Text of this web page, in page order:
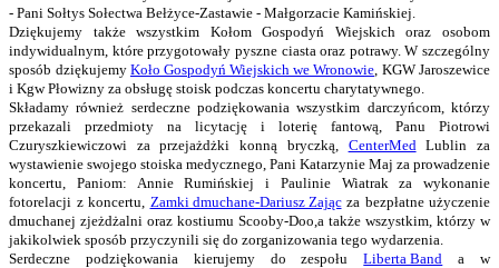
- Pani Sołtys Sołectwa Bełżyce-Zastawie - Małgorzacie Kamińskiej.
Dziękujemy także wszystkim Kołom Gospodyń Wiejskich oraz osobom
indywidualnym, które przygotowały pyszne ciasta oraz potrawy. W szczególny
sposób dziękujemy Koło Gospodyń Wiejskich we Wronowie , KGW Jaroszewice
i Kgw Płowizny za obsługę stoisk podczas koncertu charytatywnego.
Składamy również serdeczne podziękowania wszystkim darczyńcom, którzy
przekazali przedmioty na licytację i loterię fantową, Panu Piotrowi
Czuryszkiewiczowi za przejażdżki konną bryczką, CenterMed Lublin za
wystawienie swojego stoiska medycznego, Pani Katarzynie Maj za prowadzenie
koncertu, Paniom: Annie Rumińskiej i Paulinie Wiatrak za wykonanie
fotorelacji z koncertu, Zamki dmuchane-Dariusz Zającza bezpłatne użyczenie
dmuchanej zjeżdżalni oraz kostiumu Scooby-Doo,a także wszystkim, którzy w
jakikolwiek sposób przyczynili się do zorganizowania tego wydarzenia.
Serdeczne podziękowania kierujemy do zespołuLiberta Band a w